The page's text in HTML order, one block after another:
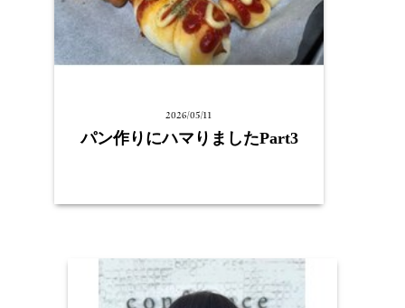
2026/05/11
パン作りにハマりましたPart3